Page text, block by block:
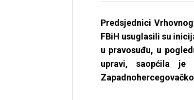
Predsjednici
FBiH usuglasili su
u pravosuđu, u
upravi, saopćila je